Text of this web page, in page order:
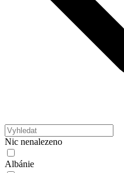
Nic nenalezeno
Albánie